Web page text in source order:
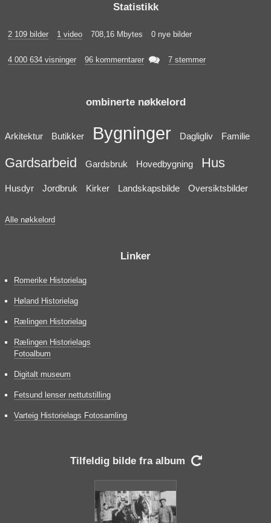
Statistikk
2 109 bilder 1 video 708,16 Mbytes 0 nye bilder
4 000 634 visninger 96 kommerntarer  7 stemmer
ombinerte nøkkelord
Arkitektur Butikker Bygninger Dagligliv Familie
Gardsarbeid Gardsbruk Hovedbygning Hus
Husdyr Jordbruk Kirker Landskapsbilde Oversiktsbilder
Alle nøkkelord
Linker
Romerike Historielag
Høland Historielag
Rælingen Historielag
Rælingen Historielags
Fotoalbum
Digitalt museum
Fetsund lenser nettutstilling
Varteig Historielags Fotosamling
Tilfeldig bilde fra album 